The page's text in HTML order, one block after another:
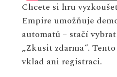
Chcete si hru
Empire umožňuje
automatů – stačí
„Zkusit zdarma“.
vklad ani registraci.